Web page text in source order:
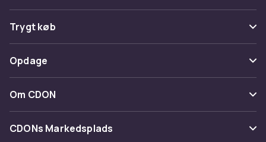
Udforsktoppeogdametøj. Trygt køb.
Ofte stillede spørgsmål
Spor pakke
Fortryd & returner her
Kontakt os
Trygt køb
Betaling
Levering
Tilbagekaldelser
Opdage
Kategorier
Maerke
Om CDON
Om os
CDONs Markedsplads